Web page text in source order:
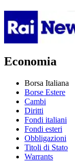
Economia
Borsa Italiana
Borse Estere
Cambi
Diritti
Fondi italiani
Fondi esteri
Obbligazioni
Titoli di Stato
Warrants